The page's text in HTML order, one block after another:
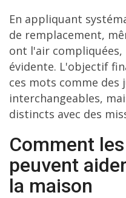
En appliquant
de remplacement,
ont l'air
évidente. L'objectif
ces mots comme des
interchangeables,
distincts avec des
Comment
peuvent
la maison